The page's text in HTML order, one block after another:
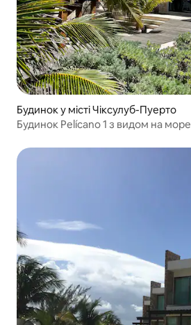
Будинок у місті Чіксулуб-Пуерто
Будинок Pelícano 1 з видом на море